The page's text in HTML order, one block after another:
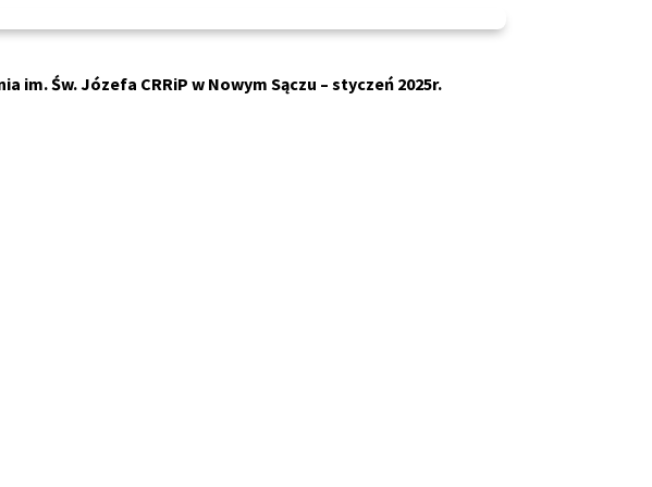
Św. Józefa CRRiP w Nowym Sączu – styczeń 2025r.